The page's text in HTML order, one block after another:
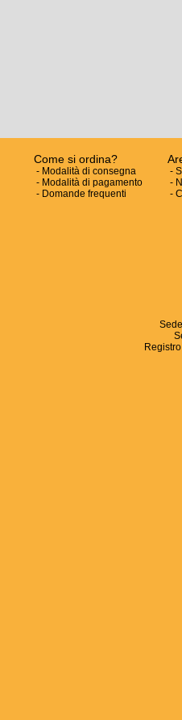
Come si ordina?
- Modalità di consegna
- Modalità di pagamento
- Domande frequenti
-
-
-